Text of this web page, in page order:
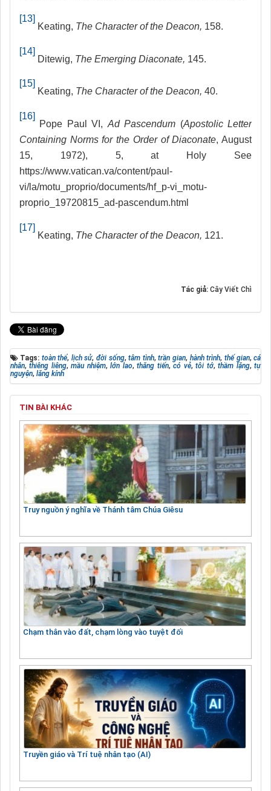
[13]
Keating, The Character of the Deacon, 158.
[14]
Ditewig, The Emerging Diaconate, 145.
[15]
Keating, The Character of the Deacon, 40.
[16]
Pope Paul VI, Ad Pascendum (Apostolic Letter
Containing Norms for the Order of Diaconate, August
15, 1972), 5, at Holy See
https://www.vatican.va/content/paul-
vi/la/motu_proprio/documents/hf_p-vi_motu-
proprio_19720815_ad-pascendum.html
[17]
Keating, The Character of the Deacon, 121.
Tác giả: Cây Viết Chì
Tags: toàn thể, lịch sử,đời sống,tâm tình,trần gian, hành trình, thế gian,cá
nhân,thiêng liêng,mầu nhiệm,lớn lao,thăng tiến,có vẻ,tôi tớ,thầm lặng,tự
nguyện, lăng kính
TIN BÀI KHÁC
Truy nguồn ý nghĩa về Thánh tâm Chúa Giêsu
Chạm thân vào đất, chạm lòng vào tuyệt đối
Truyền giáo và Trí tuệ nhân tạo (AI)